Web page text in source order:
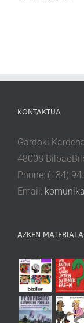
KONTAKTUA
Gardoki
48008
Phone: (+34)
Email:
AZKEN